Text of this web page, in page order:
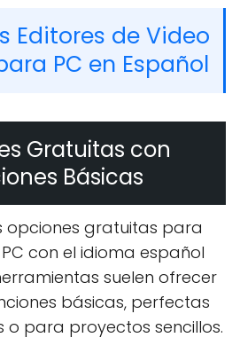
Editores de Video
PC en Español
Gratuitas con
Básicas
opciones gratuitas para
con el idioma español
suelen ofrecer
básicas, perfectas
para proyectos sencillos.